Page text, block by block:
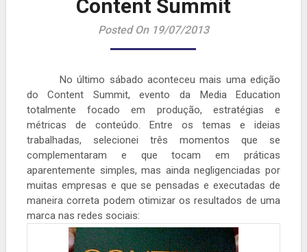
Content Summit
Posted On 19/07/2013
No último sábado aconteceu mais uma edição
do Content Summit, evento da Media Education
totalmente focado em produção, estratégias e
métricas de conteúdo. Entre os temas e ideias
trabalhadas, selecionei três momentos que se
complementaram e que tocam em práticas
aparentemente simples, mas ainda negligenciadas por
muitas empresas e que se pensadas e executadas de
maneira correta podem otimizar os resultados de uma
marca nas redes sociais: